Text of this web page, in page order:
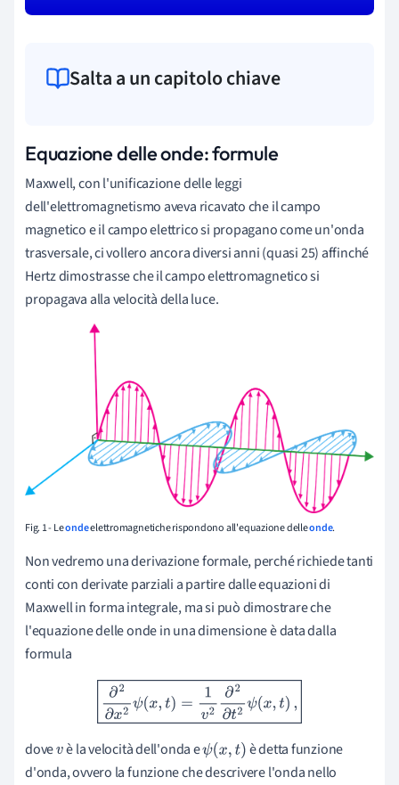
Salta a un capitolo chiave
Equazione delle onde: formule
Maxwell, con l'unificazione delle leggi
dell'elettromagnetismo aveva ricavato che il campo
magnetico e il campo elettrico si propagano come un'onda
trasversale, ci vollero ancora diversi anni (quasi 25) affinché
Hertz dimostrasse che il campo elettromagnetico si
propagava alla velocità della luce.
Fig. 1 - Leondeelettromagnetiche rispondono all'equazione delleonde.
Non vedremo una derivazione formale, perché richiede tanti
conti con derivate parziali a partire dalle equazioni di
Maxwell in forma integrale, ma si può dimostrare che
l'equazione delle onde in una dimensione è data dalla
formula
∂
∂ x2 x v2 2∂t2 ( x
dovevè la velocità dell'onda eψ(x,t)
è detta funzione
d'onda, ovvero la funzione che descrivere l'onda nello